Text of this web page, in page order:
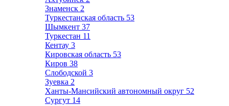
Знаменск 2
Туркестанская область 53
Шымкент 37
Туркестан 11
Кентау 3
Кировская область 53
Киров 38
Слободской 3
Зуевка 2
Ханты-Мансийский автономный округ 52
Сургут 14